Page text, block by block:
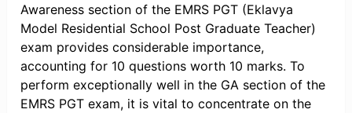
Awareness section of the EMRS PGT (Eklavya
Model Residential School Post Graduate Teacher)
exam provides considerable importance,
accounting for 10 questions worth 10 marks. To
perform exceptionally well in the GA section of the
EMRS PGT exam, it is vital to concentrate on the